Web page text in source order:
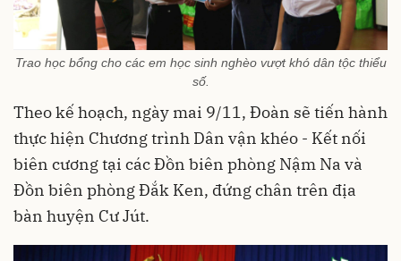
Trao học bổng cho các em học sinh nghèo vượt khó dân tộc thiểu
số.
Theo kế hoạch, ngày mai 9/11, Đoàn sẽ tiến hành
thực hiện Chương trình Dân vận khéo - Kết nối
biên cương tại các Đồn biên phòng Nậm Na và
Đồn biên phòng Đắk Ken, đứng chân trên địa
bàn huyện Cư Jút.